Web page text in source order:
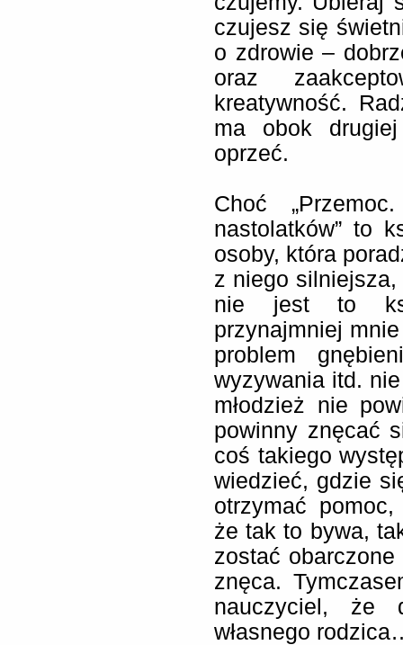
czujesz się
o zdrowie –
oraz
kreatywność.
ma obok
oprzeć.
Choć
nastolatków” to
osoby, która
z niego
nie jest to
przynajmniej
problem
wyzywania itd.
młodzież nie
powinny znęcać
coś takiego
wiedzieć, gdzie
otrzymać
że tak to bywa,
zostać
znęca.
nauczyciel, że
własnego